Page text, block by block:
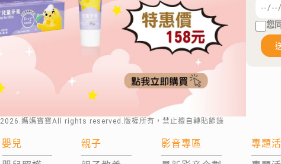
2026 .媽媽寶寶All rights reserved.版權所有，禁止擅自轉貼節錄
您
嬰兒
親子
影音專區
專題